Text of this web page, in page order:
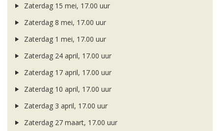
Zaterdag 15 mei, 17.00 uur
Zaterdag 8 mei, 17.00 uur
Zaterdag 1 mei, 17.00 uur
Zaterdag 24 april, 17.00 uur
Zaterdag 17 april, 17.00 uur
Zaterdag 10 april, 17.00 uur
Zaterdag 3 april, 17.00 uur
Zaterdag 27 maart, 17.00 uur